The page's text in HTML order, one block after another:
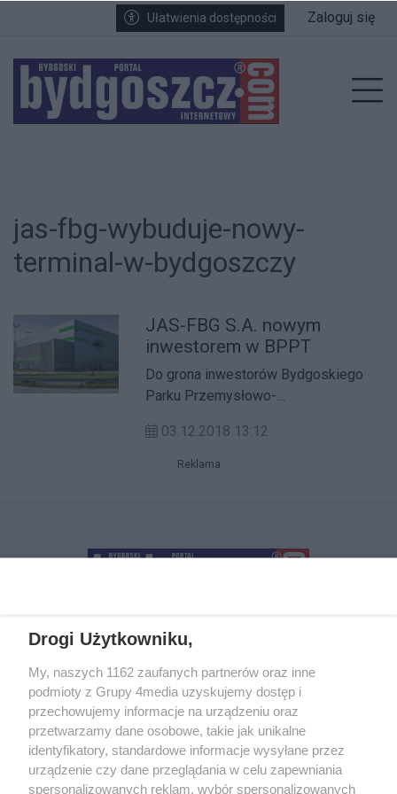
Przejdź do głównych treści
Przejdź do wyszukiwarki
Przejdź do głównego menuUłatwienia dostępności Zaloguj się
jas-fbg-wybuduje-nowy-
terminal-w-bydgoszczy
JAS-FBG S.A. nowym
inwestorem w BPPT
Do grona inwestorów Bydgoskiego
Parku Przemysłowo-
firma. Na terenie BPPT powstanie
nowy terminal spedycji krajowej JAS-
03.12.2018 13:12
Reklama
+48 52 5812666
O nas Reklama Regulamin
Kontakt
Wydarzenia
Ogłoszenia Katalog firm
Drogi Użytkowniku,
My, naszych 1162 zaufanych partnerów oraz inne
podmioty z Grupy 4media uzyskujemy dostęp i
przechowujemy informacje na urządzeniu oraz
przetwarzamy dane osobowe, takie jak unikalne
identyfikatory, standardowe informacje wysyłane przez
urządzenie czy dane przeglądania w celu zapewniania
spersonalizowanych reklam, wybór spersonalizowanych